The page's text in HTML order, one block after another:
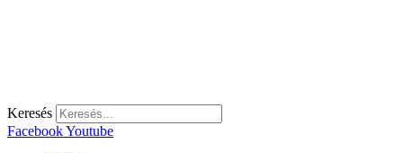
Keresés
FacebookYoutube